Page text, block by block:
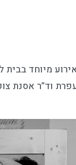
מיוחד
עפרת וד”ר